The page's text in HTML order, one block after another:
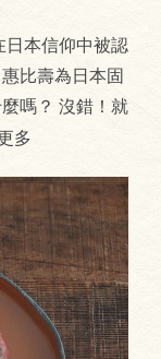
本信仰中被認
比壽為日本固
嗎？ 沒錯！就
多